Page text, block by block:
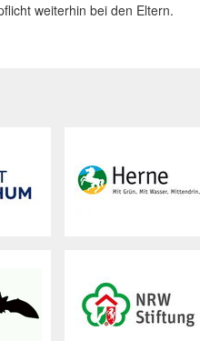
weiterhin bei den Eltern.